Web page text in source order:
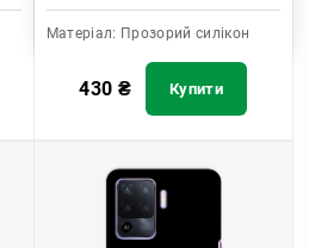
Матеріал: Прозорий силікон
430 ₴ Купити